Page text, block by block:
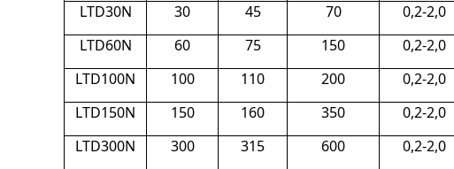
LTD30N
30 45 70 0,2-2,0
LTD60N
60 75 150 0,2-2,0
LTD100N
100 110 200 0,2-2,0
LTD150N
150 160 350 0,2-2,0
LTD300N
300 315 600 0,2-2,0